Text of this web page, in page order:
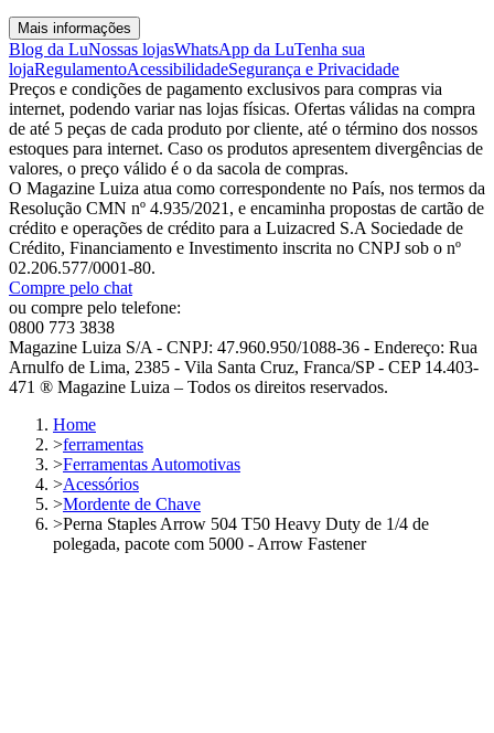
Mais informações
Blog da LuNossas lojasWhatsApp da LuTenha sua
lojaRegulamentoAcessibilidadeSegurança e Privacidade
Preços e condições de pagamento exclusivos para compras via
internet, podendo variar nas lojas físicas. Ofertas válidas na compra
de até 5 peças de cada produto por cliente, até o término dos nossos
estoques para internet. Caso os produtos apresentem divergências de
valores, o preço válido é o da sacola de compras.
O Magazine Luiza atua como correspondente no País, nos termos da
Resolução CMN nº 4.935/2021, e encaminha propostas de cartão de
crédito e operações de crédito para a Luizacred S.A Sociedade de
Crédito, Financiamento e Investimento inscrita no CNPJ sob o nº
02.206.577/0001-80.
Compre pelo chat
ou compre pelo telefone:
0800 773 3838
Magazine Luiza S/A - CNPJ: 47.960.950/1088-36 - Endereço: Rua
Arnulfo de Lima, 2385 - Vila Santa Cruz, Franca/SP - CEP 14.403-
471 ® Magazine Luiza – Todos os direitos reservados.
Home
>ferramentas
>Ferramentas Automotivas
>Acessórios
>Mordente de Chave
>Perna Staples Arrow 504 T50 Heavy Duty de 1/4 de
polegada, pacote com 5000 - Arrow Fastener